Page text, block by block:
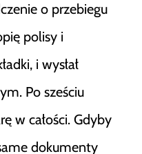
o przebiegu
polisy i
i wysłał
Po sześciu
w całości. Gdyby
dokumenty